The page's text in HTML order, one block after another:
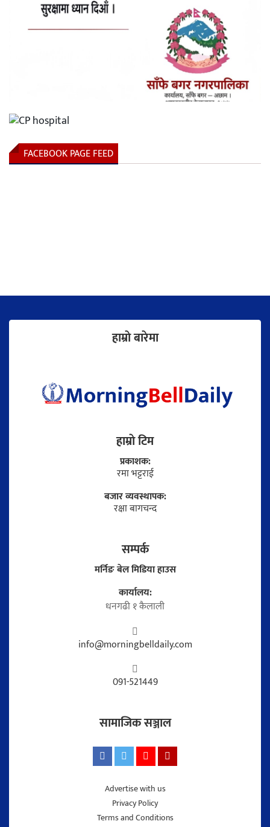
FACEBOOK PAGE FEED
हाम्राे बारेमा
हाम्राे टिम
प्रकाशक:
रमा भट्टराई
बजार व्यवस्थापक:
रक्षा बागचन्द
सम्पर्क
मर्निङ बेल मिडिया हाउस
कार्यालय:
धनगढी १ कैलाली
info@morningbelldaily.com
091-521449
सामाजिक सञ्जाल
Advertise with us
Privacy Policy
Terms and Conditions